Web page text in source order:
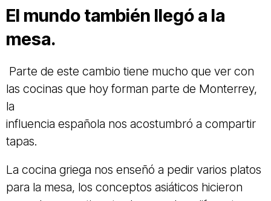
El mundo también llegó a la
mesa.
Parte de este cambio tiene mucho que ver con
las cocinas que hoy forman parte de Monterrey,
la
influencia española nos acostumbró a compartir
tapas.
La cocina griega nos enseñó a pedir varios platos
para la mesa, los conceptos asiáticos hicieron